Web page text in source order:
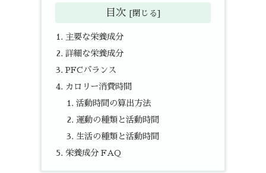
目次
主要な栄養成分
詳細な栄養成分
PFCバランス
カロリー消費時間
活動時間の算出方法
運動の種類と活動時間
生活の種類と活動時間
栄養成分 FAQ